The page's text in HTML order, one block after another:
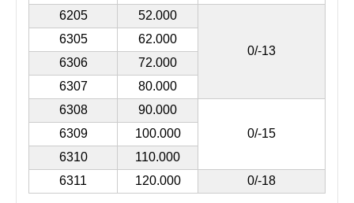
6205
52.000
0/-13
6305
62.000
6306
72.000
6307
80.000
6308
90.000
0/-15
6309
100.000
6310
110.000
6311
120.000 0/-18